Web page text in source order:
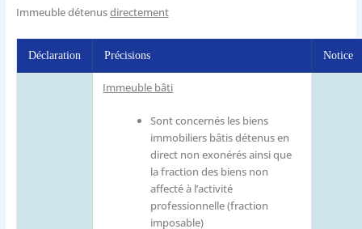
Immeuble détenusdirectement
Déclaration Précisions Notice
Immeuble bâti
Sont concernés les biens
immobiliers bâtis détenus en
direct non exonérés ainsi que
la fraction des biens non
affecté à l’activité
professionnelle (fraction
imposable)